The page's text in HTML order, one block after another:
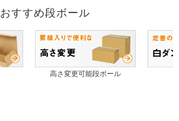
おすすめ段ボール
高さ変更可能段ボール